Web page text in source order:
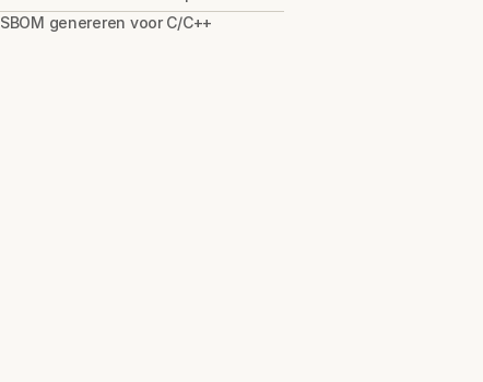
SBOM genereren voor C/C++